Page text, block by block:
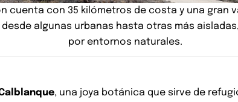
cuenta con 35 kilómetros de costa y una gran
desde algunas urbanas hasta otras más
por entornos naturales.
, una joya botánica que sirve de